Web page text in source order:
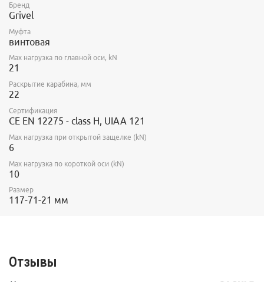
Бренд
Grivel
Муфта
винтовая
Max нагрузка по главной оси, kN
21
Раскрытие карабина, мм
22
Сертификация
CE EN 12275 - class H, UIAA 121
Max нагрузка при открытой защелке (kN)
6
Max нагрузка по короткой оси (kN)
10
Размер
117-71-21 мм
Отзывы